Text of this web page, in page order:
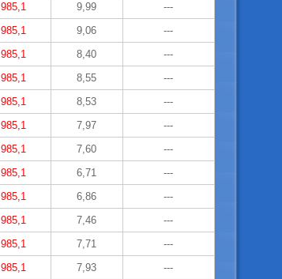
985,1 9,99
---
985,1 9,06
---
985,1 8,40
---
985,1 8,55
---
985,1 8,53
---
985,1 7,97
---
985,1 7,60
---
985,1 6,71
---
985,1 6,86
---
985,1 7,46
---
985,1 7,71
---
985,1 7,93
---